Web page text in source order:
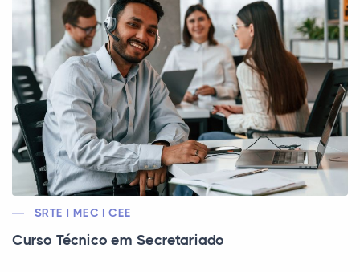
SRTE | MEC | CEE
Curso Técnico em Secretariado